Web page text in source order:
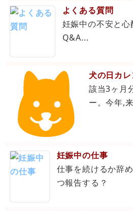
よくある質問
妊娠中の不安と心
Q&A...
犬の日カ
該当3ヶ月
ー。今年,
妊娠中の仕事
仕事を続けるか辞
つ報告する？